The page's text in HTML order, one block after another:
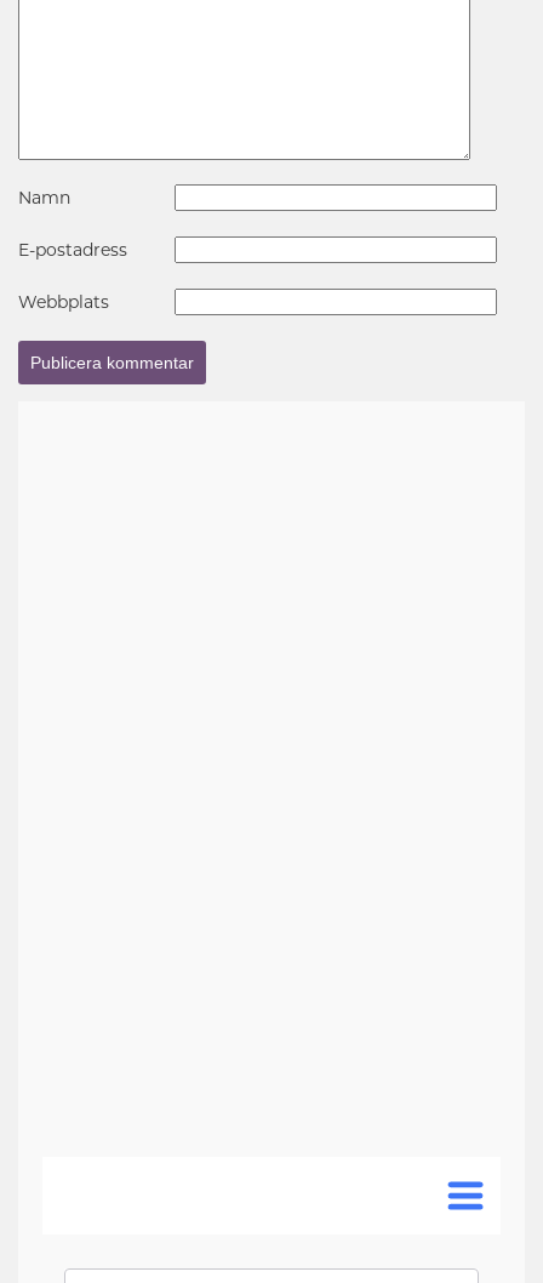
Namn
E-postadress
Webbplats